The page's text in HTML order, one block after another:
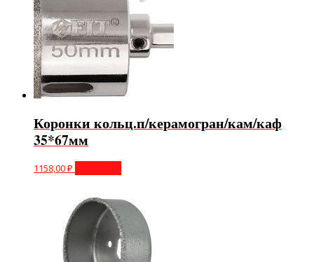
Коронки кольц.п/керамогран/кам/каф
35*67мм
1158,00₽